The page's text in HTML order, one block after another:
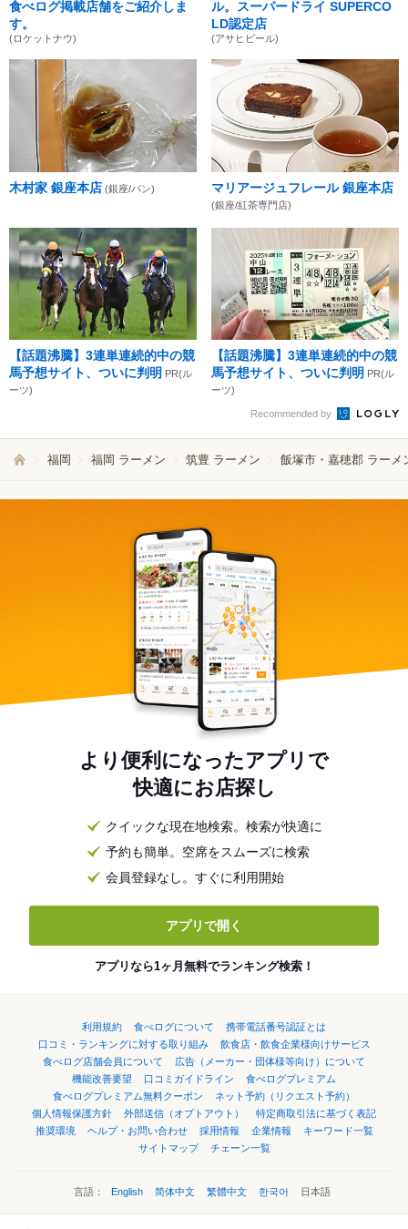
食べログ掲載店舗をご紹介しま
す。
(ロケットナウ)
ル。スーパードライ SUPERCO
LD認定店
(アサヒビール)
木村家 銀座本店 (銀座/パン) マリアージュフレール 銀座本店
(銀座/紅茶専門店)
【話題沸騰】3連単連続的中の競
馬予想サイト、ついに判明 PR(ル
ーツ)
【話題沸騰】3連単連続的中の競
馬予想サイト、ついに判明 PR(ル
ーツ)
Recommended by
福岡 福岡 ラーメン 筑豊 ラーメン 飯塚市・嘉穂郡 ラーメ
より便利になったアプリで
快適にお店探し
クイックな現在地検索。検索が快適に
予約も簡単。空席をスムーズに検索
会員登録なし。すぐに利用開始
アプリで開く
アプリなら1ヶ月無料でランキング検索！
利用規約 食べログについて
携帯電話番号認証とは
口コミ・ランキングに対する取り組み
飲食店・飲食企業様向けサービス
食べログ店舗会員について
広告（メーカー・団体様等向け）について
機能改善要望
口コミガイドライン
食べログプレミアム
食べログプレミアム無料クーポン
ネット予約（リクエスト予約）
個人情報保護方針
外部送信（オプトアウト）
特定商取引法に基づく表記
推奨環境
ヘルプ・お問い合わせ 採用情報 企業情報
キーワード一覧
サイトマップ
チェーン一覧
言語： English 简体中文 繁體中文 한국어 日本語